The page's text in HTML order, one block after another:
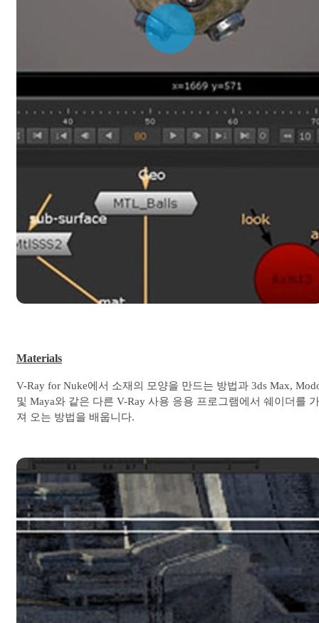
Materials
V-Ray for Nuke에서 소재의 모양을 만드는 방법과 3ds Max,
및 Maya와 같은 다른 V-Ray 사용 응용 프로그램에서 쉐이더를 가
져 오는 방법을 배웁니다.